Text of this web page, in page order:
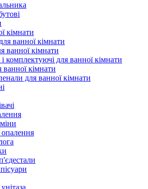
кімнати
ванної кімнати
ванної кімнати
і комплектуючі для ванної кімнати
кімнати
для ванної кімнати
опалення